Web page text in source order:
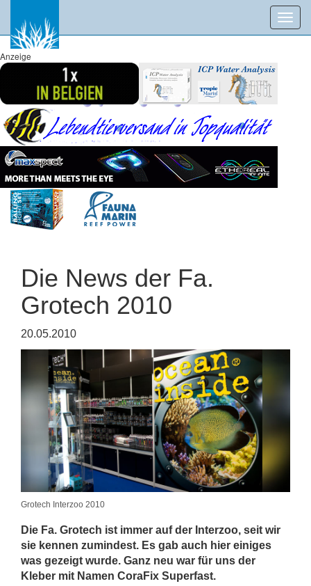
Anzeige
Die News der Fa.
Grotech 2010
20.05.2010
Grotech Interzoo 2010
Die Fa. Grotech ist immer auf der Interzoo, seit wir
sie kennen zumindest. Es gab auch hier einiges
was gezeigt wurde. Ganz neu war für uns der
Kleber mit Namen CoraFix Superfast.